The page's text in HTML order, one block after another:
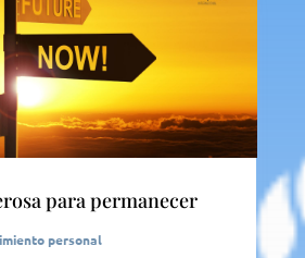
para permanecer
personal